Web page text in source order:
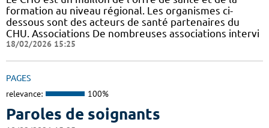
formation au niveau régional. Les organismes ci-
dessous sont des acteurs de santé partenaires du
CHU. Associations De nombreuses associations intervi
18/02/2026 15:25
PAGES
relevance: 100%
Paroles de soignants